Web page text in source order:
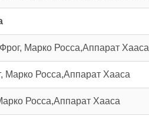
Марко Росса,Аппарат Хааса
Марко Росса,Аппарат Хааса
Росса,Аппарат Хааса